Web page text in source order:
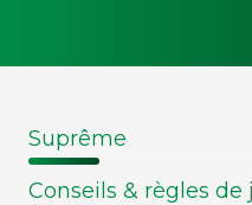
Suprême
Conseils & règles de